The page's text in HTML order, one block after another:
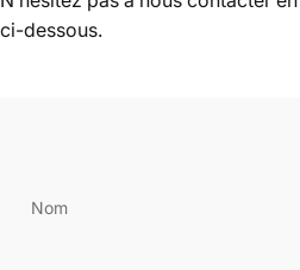
ci-dessous.
Nom